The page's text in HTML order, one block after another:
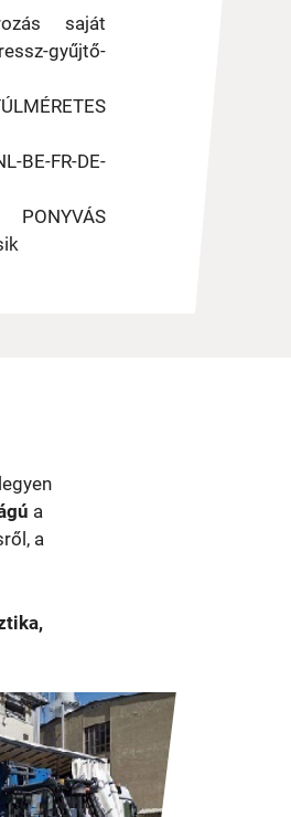
saját
gyűjtő-
BE-FR-DE-
a
a